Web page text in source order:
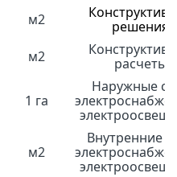
м2
решения
м2
расчеты
1 га
Наружные
м2
Внутренние